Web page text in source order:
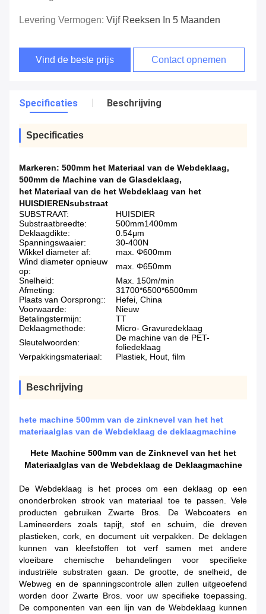
Levering Vermogen: Vijf Reeksen In 5 Maanden
Vind de beste prijs Contact opnemen
Specificaties Beschrijving
Specificaties
Markeren: 500mm het Materiaal van de Webdeklaag,
500mm de Machine van de Glasdeklaag,
het Materiaal van de het Webdeklaag van het
HUISDIERENsubstraat
SUBSTRAAT:
HUISDIER
Substraatbreedte:
500mm1400mm
Deklaagdikte:
0.54μm
Spanningswaaier:
30-400N
Wikkel diameter af:
max. Φ600mm
Wind diameter opnieuw
op:
max. Φ650mm
Snelheid:
Max. 150m/min
Afmeting:
31700*6500*6500mm
Plaats van Oorsprong::
Hefei, China
Voorwaarde:
Nieuw
Betalingstermijn:
TT
Deklaagmethode:
Micro- Gravuredeklaag
Sleutelwoorden:
De machine van de PET-
foliedeklaag
Verpakkingsmateriaal:
Plastiek, Hout, film
Beschrijving
hete machine 500mm van de zinknevel van het het
materiaalglas van de Webdeklaag de deklaagmachine
Hete Machine 500mm van de Zinknevel van het het
Materiaalglas van de Webdeklaag de Deklaagmachine
De Webdeklaag is het proces om een deklaag op een
ononderbroken strook van materiaal toe te passen. Vele
producten gebruiken Zwarte Bros. De Webcoaters en
Lamineerders zoals tapijt, stof en schuim, die dreven
plastieken, cork, en document uit verpakken. De deklagen
kunnen van kleefstoffen tot verf samen met andere
vloeibare chemische behandelingen voor specifieke
industriële substraten gaan. De grootte, de snelheid, de
Webweg en de spanningscontrole allen zullen uitgeoefend
worden door Zwarte Bros. voor uw specifieke toepassing.
De componenten van een lijn van de Webdeklaag kunnen